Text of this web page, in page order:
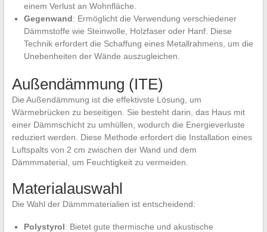
einem Verlust an Wohnfläche.
Gegenwand: Ermöglicht die Verwendung verschiedener
Dämmstoffe wie Steinwolle, Holzfaser oder Hanf. Diese
Technik erfordert die Schaffung eines Metallrahmens, um die
Unebenheiten der Wände auszugleichen.
Außendämmung (ITE)
Die Außendämmung ist die effektivste Lösung, um
Wärmebrücken zu beseitigen. Sie besteht darin, das Haus mit
einer Dämmschicht zu umhüllen, wodurch die Energieverluste
reduziert werden. Diese Methode erfordert die Installation eines
Luftspalts von 2 cm zwischen der Wand und dem
Dämmmaterial, um Feuchtigkeit zu vermeiden.
Materialauswahl
Die Wahl der Dämmmaterialien ist entscheidend:
Polystyrol: Bietet gute thermische und akustische